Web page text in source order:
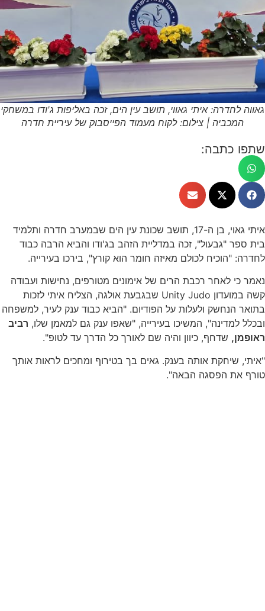
גאווה לחדרה: איתי גאווי, תושב עין הים, זכה באליפות ג'ודו במשחקי
המכביה | צילום: לקוח מעמוד הפייסבוק של עיריית חדרה
שתפו כתבה:
איתי גאוי, בן ה-17, תושב שכונת עין הים שבמערב חדרה ותלמיד
בית ספר "גבעול", זכה במדליית הזהב בג'ודו והביא הרבה כבוד
לחדרה: "הוכיח לכולם מאיזה חומר הוא קורץ", בירכו בעירייה.
נאמר כי לאחר רכבת הרים של אימונים מטורפים, נחישות ועבודה
קשה במועדון Unity Judo שבגבעת אולגה, הצליח איתי לזכות
בתואר הנחשק ולעלות על הפודיום. "הביא כבוד ענק לעיר, למשפחה
ובכלל למדינה", המשיכו בעירייה, "שאפו ענק גם למאמן שלו, רביב
ראופמן, שדחף, כיוון והיה שם לאורך כל הדרך עד לטופ".
"איתי, שיחקת אותה בענק. גאים בך בטירוף ומחכים לראות אותך
טורף את הפסגה הבאה".